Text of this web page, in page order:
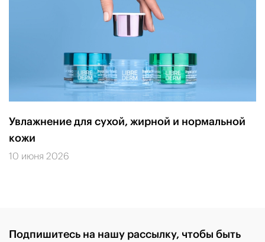
Увлажнение для сухой, жирной и нормальной
кожи
10 июня 2026
Подпишитесь на нашу рассылку, чтобы быть